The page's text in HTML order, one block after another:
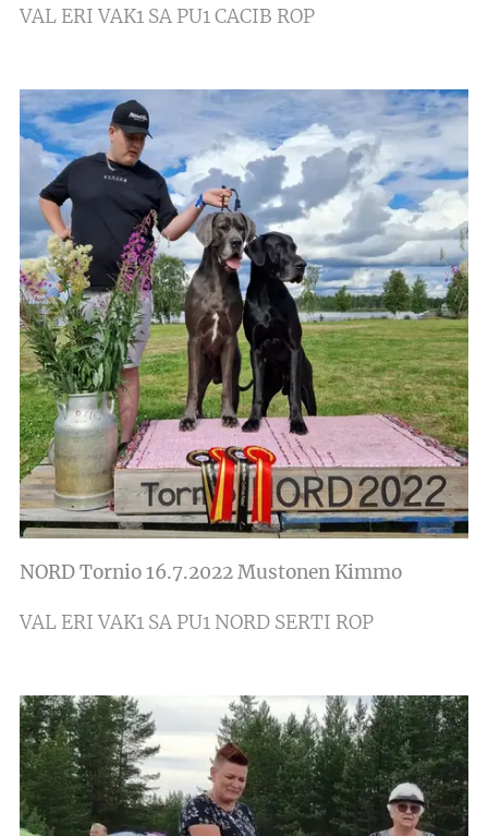
VAL ERI VAK1 SA PU1 CACIB ROP
NORD Tornio 16.7.2022 Mustonen Kimmo
VAL ERI VAK1 SA PU1 NORD SERTI ROP